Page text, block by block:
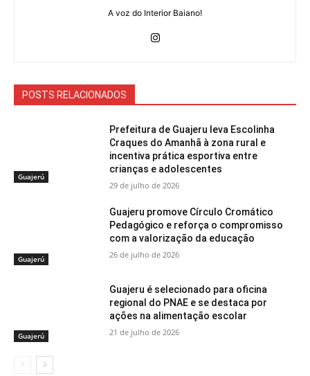
A voz do Interior Baiano!
POSTS RELACIONADOS
Guajerú
Prefeitura de Guajeru leva Escolinha
Craques do Amanhã à zona rural e
incentiva prática esportiva entre
crianças e adolescentes
29 de julho de 2026
Guajerú
Guajeru promove Círculo Cromático
Pedagógico e reforça o compromisso
com a valorização da educação
26 de julho de 2026
Guajerú
Guajeru é selecionado para oficina
regional do PNAE e se destaca por
ações na alimentação escolar
21 de julho de 2026